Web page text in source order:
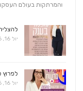
והמרתקות בעולם
יול 16, 2026
יול 16, 2026